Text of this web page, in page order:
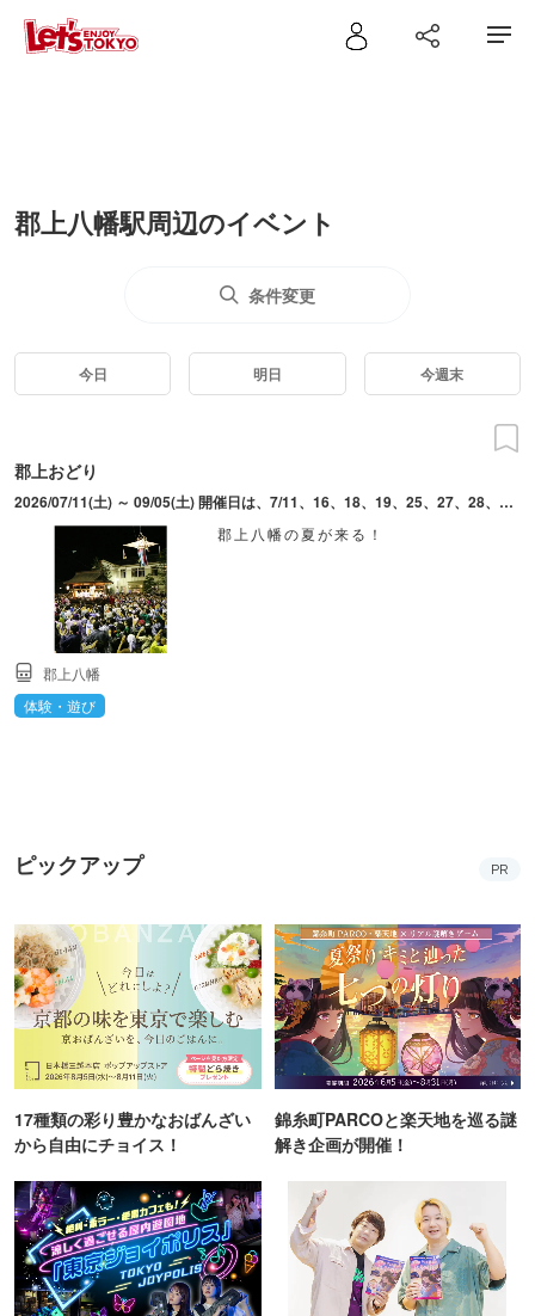
郡上八幡駅周辺のイベント
条件変更
今日 明日 今週末
郡上おどり
2026/07/11(土) ～ 09/05(土) 開催日は、7/11、16、18、19、25、27、28、30、8/1～5、7～11、13～16、18～20、22、24、29、30、9/5。日によって会場・時間は異なる。
郡上八幡の夏が来る！
郡上八幡
体験・遊び
ピックアップ PR
17種類の彩り豊かなおばんざい
から自由にチョイス！
錦糸町PARCOと楽天地を巡る謎
解き企画が開催！